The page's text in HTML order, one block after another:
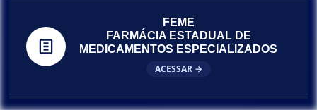
FEME
FARMÁCIA ESTADUAL DE
MEDICAMENTOS ESPECIALIZADOS
ACESSAR →